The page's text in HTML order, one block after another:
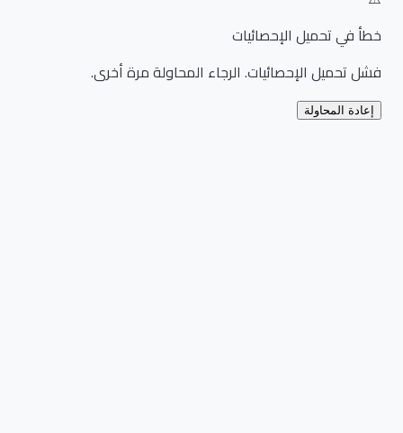
خطأ في تحميل الإحصائيات
فشل تحميل الإحصائيات. الرجاء المحاولة مرة أخرى.
إعادة المحاولة